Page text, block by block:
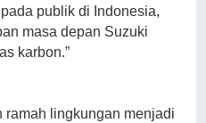
publik di Indonesia,
masa depan Suzuki
karbon.”
ramah lingkungan menjadi